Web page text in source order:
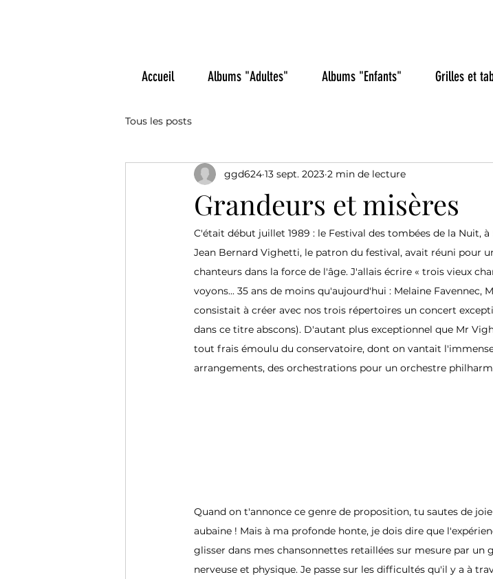
Accueil Albums "Adultes" Albums "Enfants" Grilles et
Tous les posts
Grandeurs et misères
ggd624 13 sept. 2023 2 min de lecture
C'était début juillet 1989 : le Festival des tombées de la Nuit,
Jean Bernard Vighetti, le patron du festival, avait réuni pour
chanteurs dans la force de l'âge. J'allais écrire « trois vieux
voyons... 35 ans de moins qu'aujourd'hui : Melaine
consistait à créer avec nos trois répertoires un concert
dans ce titre abscons). D'autant plus exceptionnel que Mr
tout frais émoulu du conservatoire, dont on vantait l'immense
arrangements, des orchestrations pour un orchestre
Quand on t'annonce ce genre de proposition, tu sautes de
aubaine ! Mais à ma profonde honte, je dois dire que
glisser dans mes chansonnettes retaillées sur mesure par un
nerveuse et physique. Je passe sur les difficultés qu'il y a à